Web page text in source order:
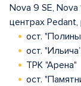
Nova 9 SE,
центрах
ост.
ост.
ТРК "Арена"
ост.